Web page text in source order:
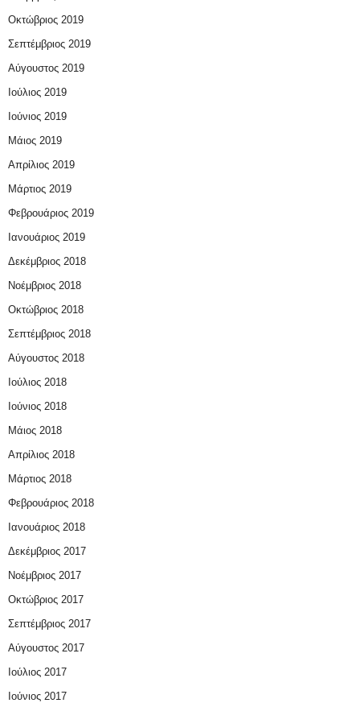
Οκτώβριος 2019
Σεπτέμβριος 2019
Αύγουστος 2019
Ιούλιος 2019
Ιούνιος 2019
Μάιος 2019
Απρίλιος 2019
Μάρτιος 2019
Φεβρουάριος 2019
Ιανουάριος 2019
Δεκέμβριος 2018
Νοέμβριος 2018
Οκτώβριος 2018
Σεπτέμβριος 2018
Αύγουστος 2018
Ιούλιος 2018
Ιούνιος 2018
Μάιος 2018
Απρίλιος 2018
Μάρτιος 2018
Φεβρουάριος 2018
Ιανουάριος 2018
Δεκέμβριος 2017
Νοέμβριος 2017
Οκτώβριος 2017
Σεπτέμβριος 2017
Αύγουστος 2017
Ιούλιος 2017
Ιούνιος 2017